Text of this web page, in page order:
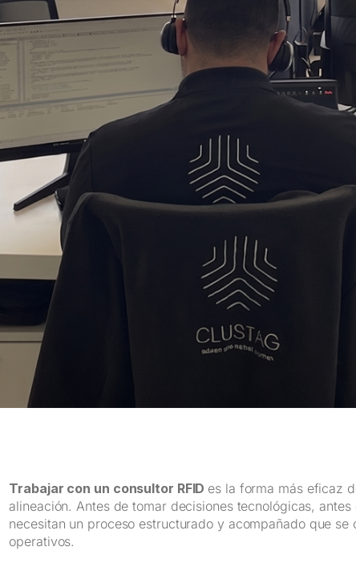
Trabajar con un consultor RFID es la forma más eficaz
alineación. Antes de tomar decisiones tecnológicas,
necesitan un proceso estructurado y acompañado que
operativos.